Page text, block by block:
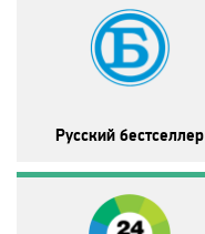
DTX
Fox Life
Русский бестселлер